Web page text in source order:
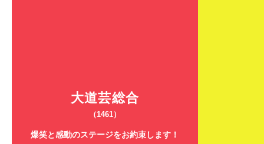
大道芸総合
（1461）
爆笑と感動のステージをお約束します！